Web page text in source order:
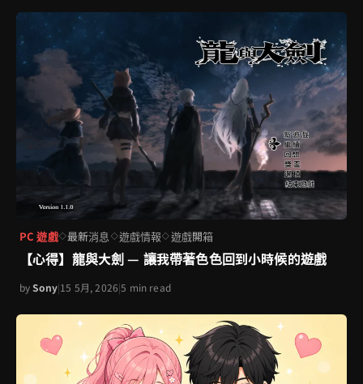
PC 遊戲◇最新消息 ◇遊戲情報◇遊戲開箱
【心得】龍與大劍 — 讓我帶著色色回到小時候的遊戲
bySony|15 5月, 2026|5 min read